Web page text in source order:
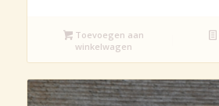
Toevoegen aan
winkelwagen